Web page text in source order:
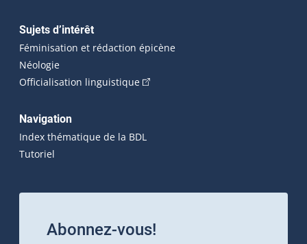
Sujets d’intérêt
Féminisation et rédaction épicène
Néologie
Officialisation linguistique(Cet hyperlien externe s'ouvrira
Navigation
Index thématique de la BDL
Tutoriel
Abonnez-vous!